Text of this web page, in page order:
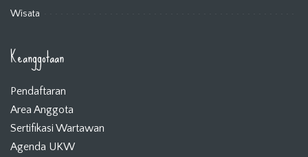
Wisata
Keanggotaan
Pendaftaran
Area Anggota
Sertifikasi Wartawan
Agenda UKW